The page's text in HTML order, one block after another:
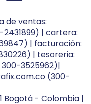
de ventas:
| cartera:
| facturación:
| tesoreria:
3525962)|
(300-
Bogotá - Colombia |